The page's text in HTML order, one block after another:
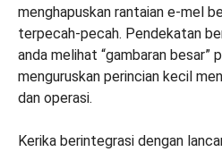
menghapuskan rantaian e-mel
terpecah-pecah. Pendekatan
anda melihat “gambaran besar”
menguruskan perincian kecil
dan operasi.
Kerika berintegrasi dengan